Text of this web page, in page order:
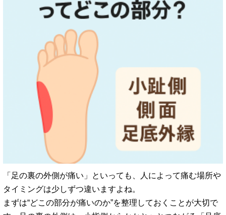
「足の裏の外側が痛い」といっても、人によって痛む場所や
タイミングは少しずつ違いますよね。
まずは“どこの部分が痛いのか”を整理しておくことが大切で